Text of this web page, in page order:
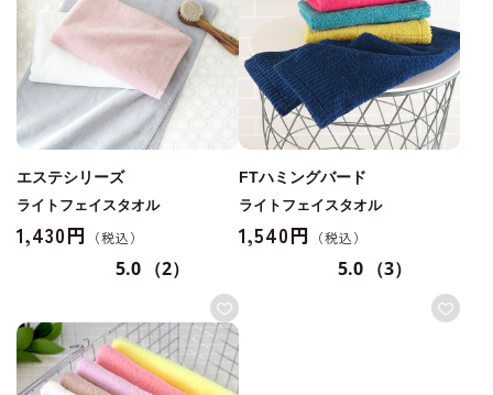
エステシリーズ
ライトフェイスタオル
1,430円
5.0 （2）
FTハミングバード
ライトフェイスタオル
1,540円
5.0 （3）